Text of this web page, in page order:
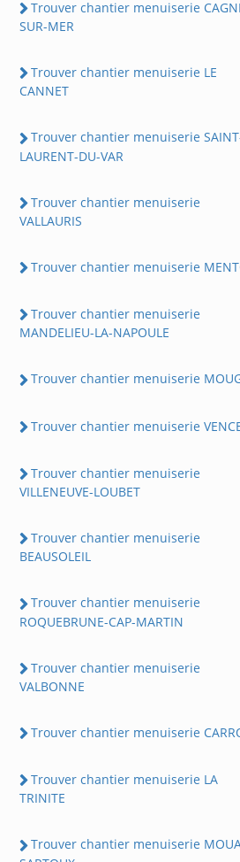
Trouver chantier menuiserie
SUR-MER
Trouver chantier menuiserie LE
CANNET
Trouver chantier menuiserie
LAURENT-DU-VAR
Trouver chantier menuiserie
VALLAURIS
Trouver chantier menuiserie
Trouver chantier menuiserie
MANDELIEU-LA-NAPOULE
Trouver chantier menuiserie
Trouver chantier menuiserie
Trouver chantier menuiserie
VILLENEUVE-LOUBET
Trouver chantier menuiserie
BEAUSOLEIL
Trouver chantier menuiserie
ROQUEBRUNE-CAP-MARTIN
Trouver chantier menuiserie
VALBONNE
Trouver chantier menuiserie
Trouver chantier menuiserie LA
TRINITE
Trouver chantier menuiserie